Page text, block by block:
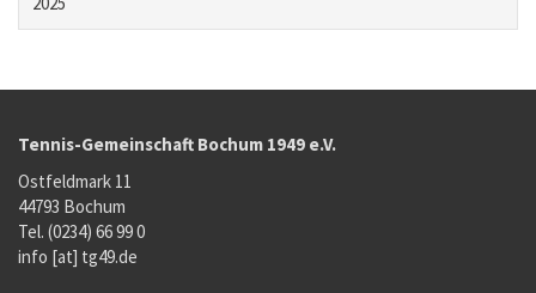
Tennis-Gemeinschaft Bochum 1949 e.V.
Ostfeldmark 11
44793 Bochum
Tel. (0234) 66 99 0
info [at] tg49.de